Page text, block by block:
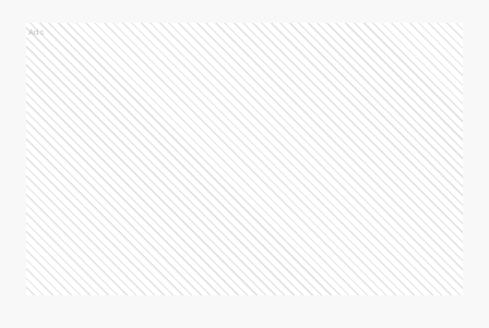
Ads